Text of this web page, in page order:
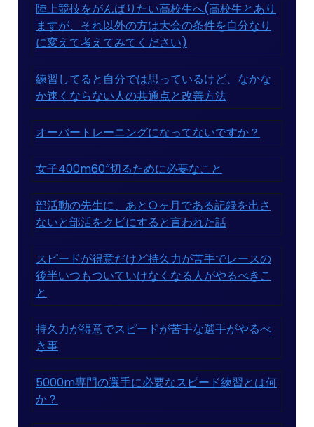
陸上競技をがんばりたい高校生へ(高校生とあり
ますが、それ以外の方は大会の条件を自分なり
に変えて考えてみてください)
練習してると自分では思っているけど、なかな
か速くならない人の共通点と改善方法
オーバートレーニングになってないですか？
女子400m60″切るために必要なこと
部活動の先生に、あと○ヶ月である記録を出さ
ないと部活をクビにすると言われた話
スピードが得意だけど持久力が苦手でレースの
後半いつもついていけなくなる人がやるべきこ
と
持久力が得意でスピードが苦手な選手がやるべ
き事
5000m専門の選手に必要なスピード練習とは何
か？